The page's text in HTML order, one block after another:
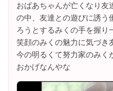
おばあちゃんが亡くなり友
の中、友達との遊びに誘う
ろうとするみくの手を握り
笑顔のみくの魅力に気づき
今の明るくて努力家のみく
おかげなんやな